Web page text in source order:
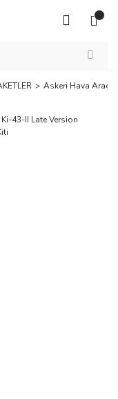
Askeri Hava